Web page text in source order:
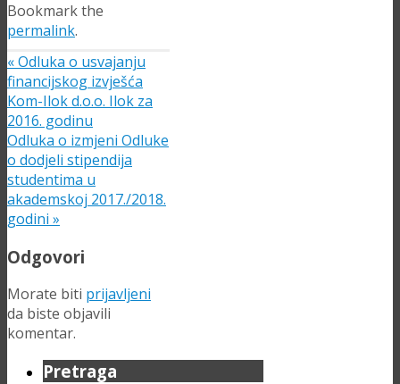
Bookmark the
permalink.
«Odluka o usvajanju
financijskog izvješća
Kom-Ilok d.o.o. Ilok za
2016. godinu
Odluka o izmjeni Odluke
o dodjeli stipendija
studentima u
akademskoj 2017./2018.
godini »
Odgovori
Morate biti prijavljeni
da biste objavili
komentar.
Pretraga